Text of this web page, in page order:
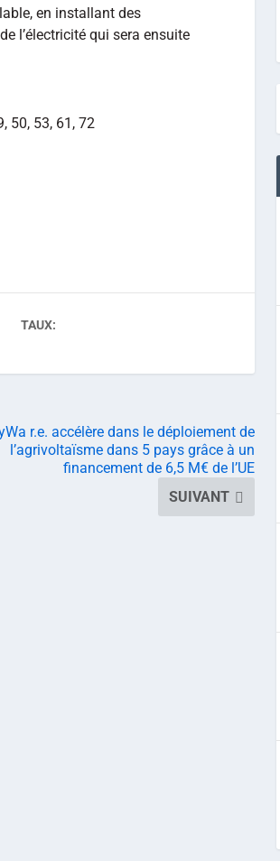
en installant des
l’électricité qui sera ensuite
50, 53, 61, 72
TAUX:
r.e. accélère dans le déploiement de
l’agrivoltaïsme dans 5 pays grâce à un
financement de 6,5 M€ de l’UE
SUIVANT